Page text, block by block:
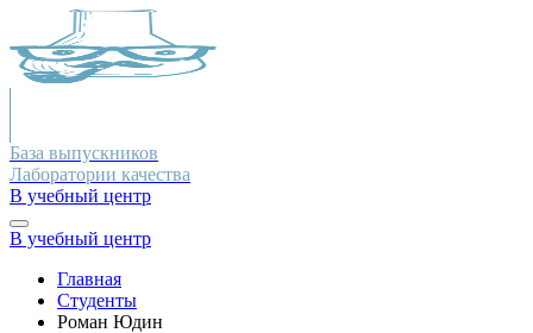
База выпускников
Лаборатории качества
В учебный центр
В учебный центр
Главная
Студенты
Роман Юдин